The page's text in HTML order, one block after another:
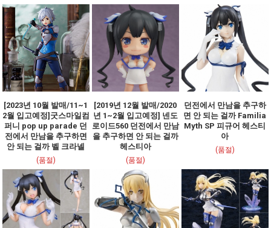
[2023년 10월 발매/11~1
2월 입고예정]굿스마일컴
퍼니 pop up parade 던
전에서 만남을 추구하면
안 되는 걸까 벨 크라넬
(품절)
[2019년 12월 발매/2020
년 1~2월 입고예정] 넨도
로이드560 던전에서 만남
을 추구하면 안 되는 걸까
헤스티아
(품절)
던전에서 만남을 추구하
면 안 되는 걸까 Familia
Myth SP 피규어 헤스티
아
(품절)